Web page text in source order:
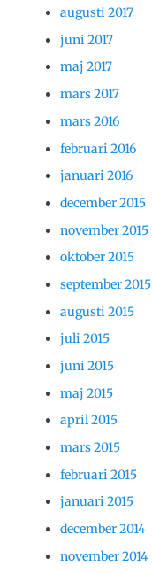
augusti 2017
juni 2017
maj 2017
mars 2017
mars 2016
februari 2016
januari 2016
december 2015
november 2015
oktober 2015
september 2015
augusti 2015
juli 2015
juni 2015
maj 2015
april 2015
mars 2015
februari 2015
januari 2015
december 2014
november 2014